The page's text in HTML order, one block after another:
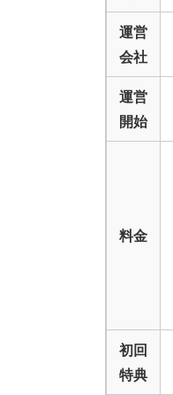
運営
会社
運営
開始
料金
初回
特典